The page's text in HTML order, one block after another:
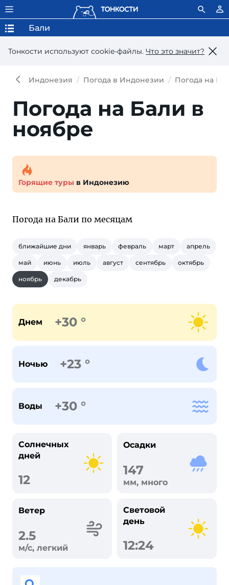
Тонкости используют сookie-файлы. Что это значит?
Бали
Индонезия Погода в Индонезии Погода на
Погода на Бали в
ноябре
Горящие туры в Индонезию
Погода на Бали по месяцам
ближайшие дни январь февраль март апрель
май июнь июль август сентябрь октябрь
ноябрь декабрь
Днем +30 °
Ночью +23 °
Воды +30 °
Солнечных
дней
12
Осадки
147
мм, много
Ветер
2.5
м/с, легкий
Световой
день
12:24